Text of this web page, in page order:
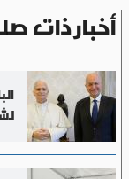
أخبار ذات